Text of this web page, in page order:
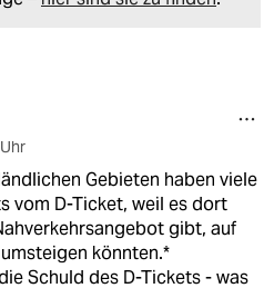
Gebieten haben viele
vom D-Ticket, weil es dort
gibt, auf
könnten.*
Schuld des D-Tickets - was